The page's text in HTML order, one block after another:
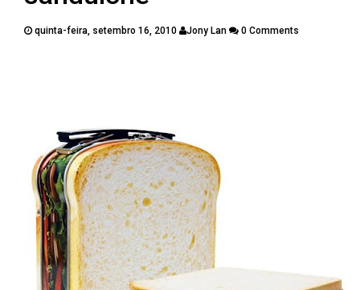
PUBLICAÇÕES
quinta-feira, setembro 16, 2010 Jony Lan 0 Comments